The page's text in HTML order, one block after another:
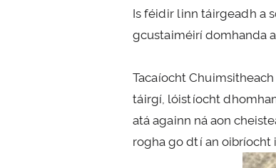
Is féidir linn táirgeadh a
gcustaiméirí domhanda
Tacaíocht
táirgí, lóistíocht
atá againn ná aon
rogha go dtí an oibríocht